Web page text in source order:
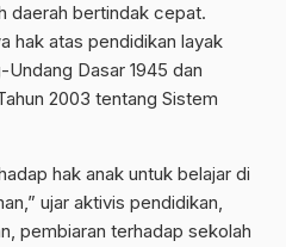
daerah bertindak cepat.
hak atas pendidikan layak
Dasar 1945 dan
2003 tentang Sistem
hak anak untuk belajar di
ujar aktivis pendidikan,
pembiaran terhadap sekolah